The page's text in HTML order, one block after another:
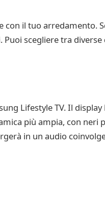
con il tuo arredamento.
scegliere tra
Lifestyle TV. Il
più ampia, con neri
in un audio